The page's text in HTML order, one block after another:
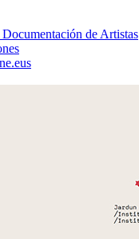
de Artistas